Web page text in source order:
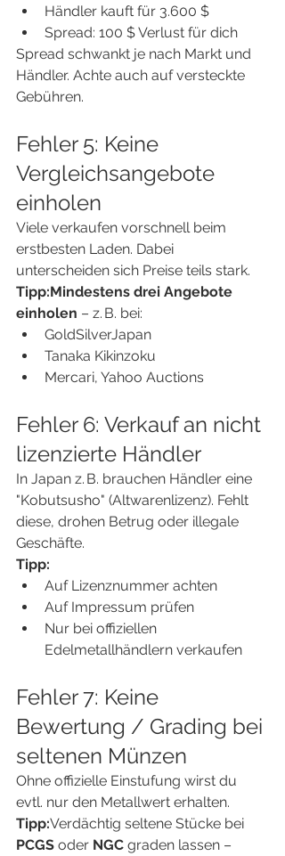
Händler kauft für 3.600 $
Spread: 100 $ Verlust für dich
Spread schwankt je nach Markt und
Händler. Achte auch auf versteckte
Gebühren.
Fehler 5: Keine
Vergleichsangebote
einholen
Viele verkaufen vorschnell beim
erstbesten Laden. Dabei
unterscheiden sich Preise teils stark.
Tipp:Mindestens drei Angebote
einholen – z. B. bei:
GoldSilverJapan
Tanaka Kikinzoku
Mercari, Yahoo Auctions
Fehler 6: Verkauf an nicht
lizenzierte Händler
In Japan z. B. brauchen Händler eine
"Kobutsusho" (Altwarenlizenz). Fehlt
diese, drohen Betrug oder illegale
Geschäfte.
Tipp:
Auf Lizenznummer achten
Auf Impressum prüfen
Nur bei offiziellen
Edelmetallhändlern verkaufen
Fehler 7: Keine
Bewertung / Grading bei
seltenen Münzen
Ohne offizielle Einstufung wirst du
evtl. nur den Metallwert erhalten.
Tipp:Verdächtig seltene Stücke bei
PCGS oder NGC graden lassen –